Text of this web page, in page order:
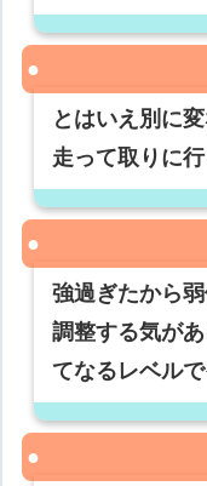
とはいえ別に
走って取りに
強過ぎたから
調整する気が
てなるレベル